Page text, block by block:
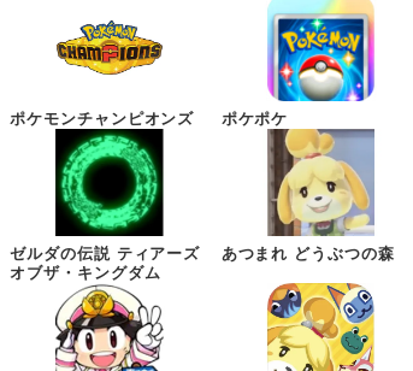
ポケモンチャンピオンズ ポケポケ
ゼルダの伝説 ティアーズ
オブザ・キングダム
あつまれ どうぶつの森